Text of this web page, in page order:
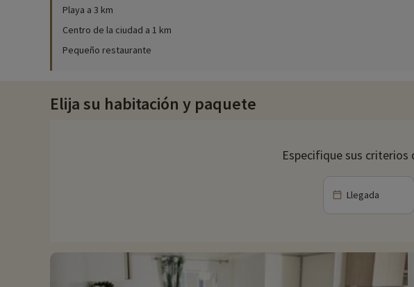
Para pasar momentos inolvidables en familia, diríjase a la piscina exterior
pequeños podrán divertirse con total seguridad en la piscina infantil. Para los que
El restaurante
¿Tienes hambre? En el bar restaurante podrá degustar pizzas, ensaladas y
En Saint-Cyprien, los visitantes están invitados a disfrutar de una variada gama de
emocionantes deportes náuticos como el kayak y el windsurf, hay para todos los
puerto deportivo ofrece cruceros marítimos para descubrir la belleza de la costa
Los mercados locales ofrecen una inmersión en la cultura y los sabores de la
En Familytrip descubrimos cada año nuevas actividades familiares cerca de
directamente en línea después de haber elegido su alojamiento, ¡y puede descubrirlas
Playa a 3 km
Centro de la ciudad a 1 km
Pequeño restaurante
Elija su habitación y paquete
Especifique sus criterios
Llegada